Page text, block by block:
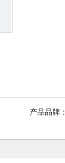
产品品牌：